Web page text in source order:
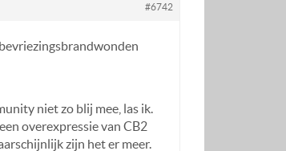
#6742
niet zo blij mee, las ik.
overexpressie van CB2
zijn het er meer.